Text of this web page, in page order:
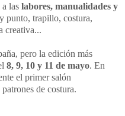
las labores, manualidades y
punto, trapillo, costura,
creativa...
pero la edición más
8, 9, 10 y 11 de mayo. En
el primer salón
de costura.